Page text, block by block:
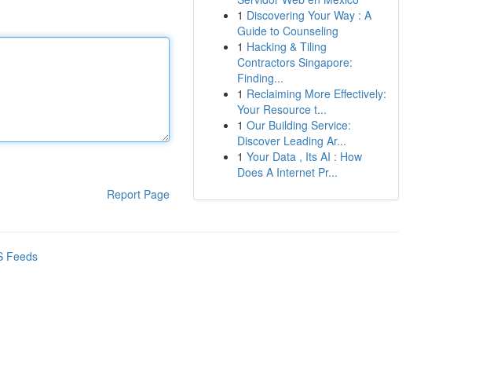
Report Page
1 Discovering Your Way : A
Guide to Counseling
1 Hacking & Tiling
Contractors Singapore:
Finding...
1 Reclaiming More Effectively:
Your Resource t...
1 Our Building Service:
Discover Leading Ar...
1 Your Data , Its AI : How
Does A Internet Pr...
Feeds